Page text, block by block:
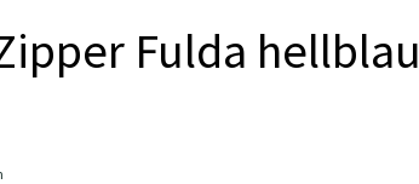
Fulda hellblau